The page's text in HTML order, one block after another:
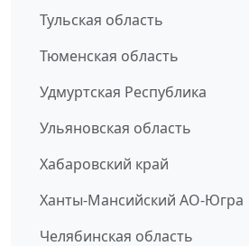
Тульская область
Тюменская область
Удмуртская Республика
Ульяновская область
Хабаровский край
Ханты-Мансийский АО-Югра
Челябинская область